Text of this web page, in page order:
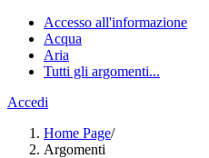
Accesso all'informazione
Acqua
Aria
Tutti gli argomenti...
Accedi
Home Page/
Argomenti